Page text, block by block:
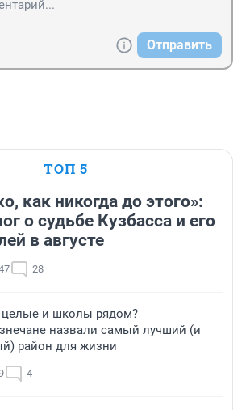
Отправить
ТОП 5
как никогда до этого»:
о судьбе Кузбасса и его
в августе
28
целые и школы рядом?
назвали самый лучший (и
район для жизни
4